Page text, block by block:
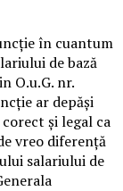
în cuantum
de bază
O.u.G. nr.
ar depăși
și legal ca
vreo diferență
salariului de